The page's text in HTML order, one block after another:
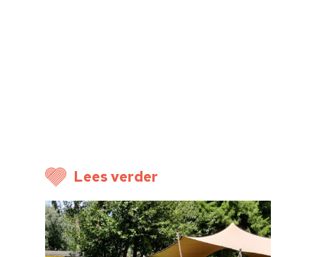
Lees verder
Nieuwsbrief
Doneren